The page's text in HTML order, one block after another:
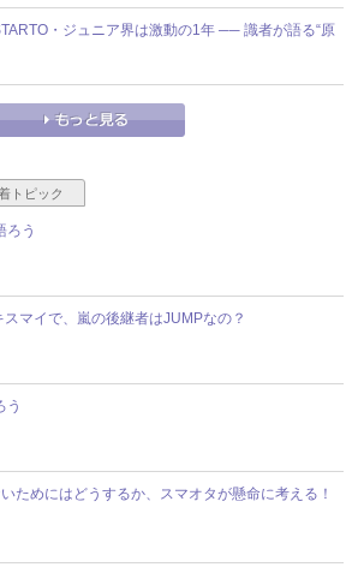
・ジュニア界は激動の1年 ── 識者が語る“原
トピック
ろう
マイで、嵐の後継者はJUMPなの？
う
ためにはどうするか、スマオタが懸命に考える！